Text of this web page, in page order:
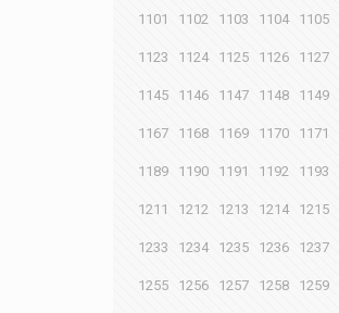
1101 1102 1103 1104 1105
1123 1124 1125 1126 1127
1145 1146 1147 1148 1149
1167 1168 1169 1170 1171
1189 1190 1191 1192 1193
1211 1212 1213 1214 1215
1233 1234 1235 1236 1237
1255 1256 1257 1258 1259